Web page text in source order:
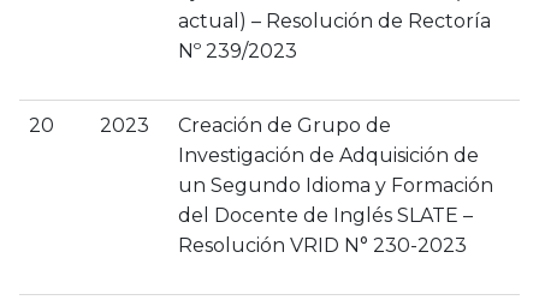
actual) – Resolución de Rectoría
Nº 239/2023
20 2023
Creación de Grupo de
Investigación de Adquisición de
un Segundo Idioma y Formación
del Docente de Inglés SLATE –
Resolución VRID N° 230-2023